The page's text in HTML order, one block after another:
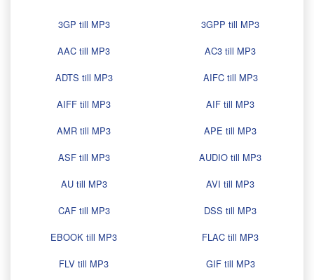
3GP till MP3
3GPP till MP3
AAC till MP3
AC3 till MP3
ADTS till MP3
AIFC till MP3
AIFF till MP3
AIF till MP3
AMR till MP3
APE till MP3
ASF till MP3
AUDIO till MP3
AU till MP3
AVI till MP3
CAF till MP3
DSS till MP3
EBOOK till MP3
FLAC till MP3
FLV till MP3
GIF till MP3